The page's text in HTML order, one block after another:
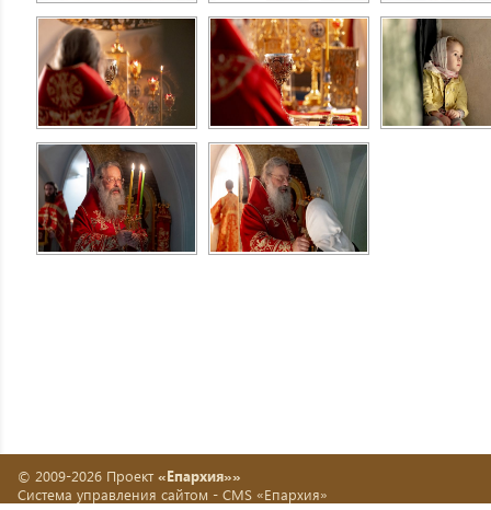
© 2009-2026 Проект «Епархия»»
Система управления сайтом - CMS «Епархия»